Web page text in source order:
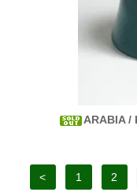
ARABIA /
< 1 2